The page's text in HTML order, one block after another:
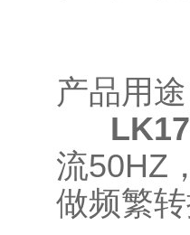
产品用途
流50HZ
做频繁